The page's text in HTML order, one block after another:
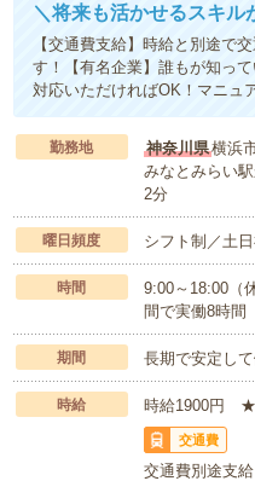
＼将来も活かせるスキル
【交通費支給】時給と別途で
す！【有名企業】誰もが知っ
対応いただければOK！マニュ
勤務地 神奈川県横浜
みなとみらい
2分
曜日頻度 シフト制／土
時間
9:00～18:00（
間で実働8時間
期間 長期で安定し
時給 時給1900円 ★
交通費
交通費別途支給